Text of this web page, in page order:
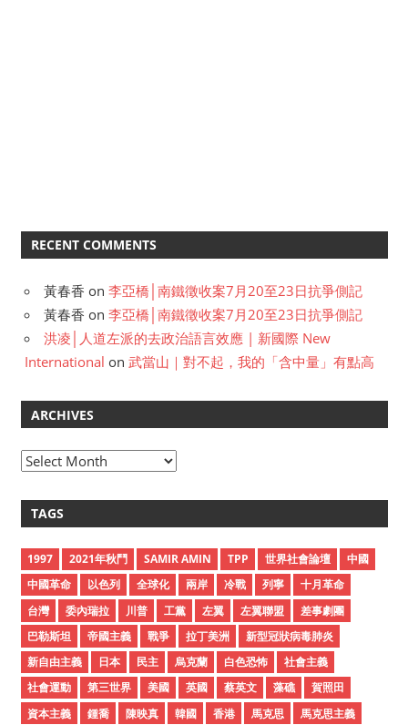
RECENT COMMENTS
黃春香 on 李亞橋│南鐵徵收案7月20至23日抗爭側記
黃春香 on 李亞橋│南鐵徵收案7月20至23日抗爭側記
洪凌│人道左派的去政治語言效應 | 新國際 New
International on 武當山｜對不起，我的「含中量」有點高
ARCHIVES
A
h
v
e
s
TAGS
1997 2021年秋鬥 SAMIR AMIN TPP 世界社會論壇
中國
中國革命
以色列 全球化 兩岸 冷戰 列寧
十月革命
台灣
委內瑞拉 川普 工黨 左翼 左翼聯盟
差事劇團
巴勒斯坦
帝國主義 戰爭 拉丁美洲
新型冠狀病毒肺炎
新自由主義
日本 民主 烏克蘭 白色恐怖
社會主義
社會運動
第三世界 美國 英國 蔡英文 藻礁
賀照田
資本主義
鍾喬 陳映真 韓國 香港 馬克思 馬克思主義